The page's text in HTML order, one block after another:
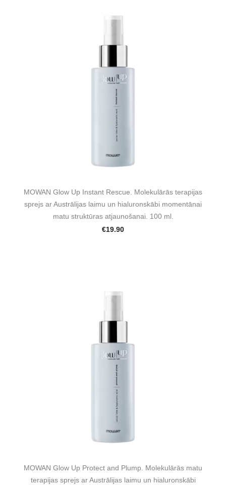
MOWAN Glow Up Instant Rescue. Molekulārās terapijas
sprejs ar Austrālijas laimu un hialuronskābi momentānai
matu struktūras atjaunošanai. 100 ml.
€19.90
MOWAN Glow Up Protect and Plump. Molekulārās matu
terapijas sprejs ar Austrālijas laimu un hialuronskābi